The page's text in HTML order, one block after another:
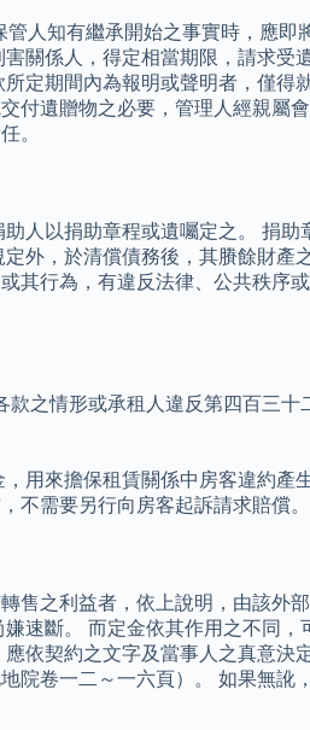
人知有繼承開始之事實時，應
關係人，得定相當期限，請求受
定期間內為報明或聲明者，僅得
遺贈物之必要，管理人經親屬
。
人以捐助章程或遺囑定之。 捐
外，於清償債務後，其賸餘財產
其行為，有違反法律、公共秩序
之情形或承租人違反第四百三
用來擔保租賃關係中房客違約產
不需要另行向房客起訴請求賠償。
售之利益者，依上說明，由該外
速斷。 而定金依其作用之不同
依契約之文字及當事人之真意決
卷一二～一六頁）。 如果無訛